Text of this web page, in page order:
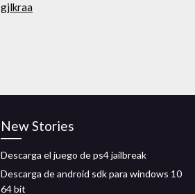
gjlkraa
New Stories
Descarga el juego de ps4 jailbreak
Descarga de android sdk para windows 10
64 bit